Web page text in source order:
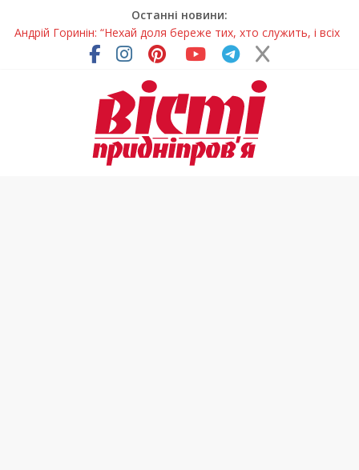
Останні новини:
Андрій Горинін: “Нехай доля береже тих, хто служить, і всіх
Жінки, які повертають життя: у Дніпрі відкрили унікальну
Педагогиню з Дніпра відзначили у престижному
всеукраїнському конкурсі
Дніпро стане головним центром молодіжних проєктів та
ініціатив України